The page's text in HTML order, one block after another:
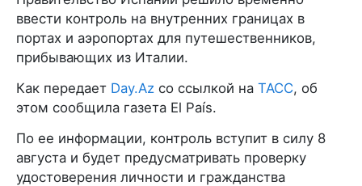
ввести контроль на внутренних границах в
портах и аэропортах для путешественников,
прибывающих из Италии.
Как передает Day.Az со ссылкой на ТАСС, об
этом сообщила газета El País.
По ее информации, контроль вступит в силу 8
августа и будет предусматривать проверку
удостоверения личности и гражданства